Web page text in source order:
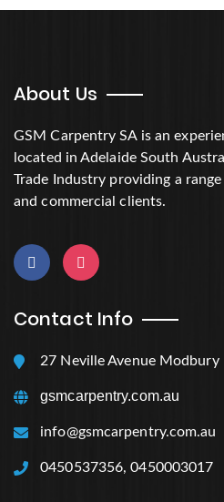
About Us
GSM Carpentry SA is an
located in Adelaide South
Trade Industry providing a
and commercial clients.
Contact Info
27 Neville Avenue
gsmcarpentry.com.au
info@gsmcarpentry.com.au
0450537356, 0450003017